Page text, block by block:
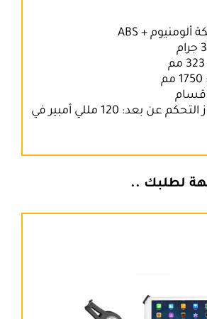
6. سعة بطارية جهاز التحكم عن بعد: 120 مللي أمبير في
لطلبك ..